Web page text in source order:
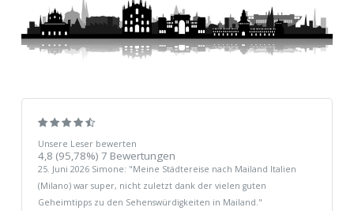
Unsere Leser bewerten
4,8 (95,78%) 7 Bewertungen
25. Juni 2026 Simone: "Meine Städtereise nach Mailand Italien
(Milano) war super, nicht zuletzt dank der vielen guten
Geheimtipps zu den Sehenswürdigkeiten in Mailand. "